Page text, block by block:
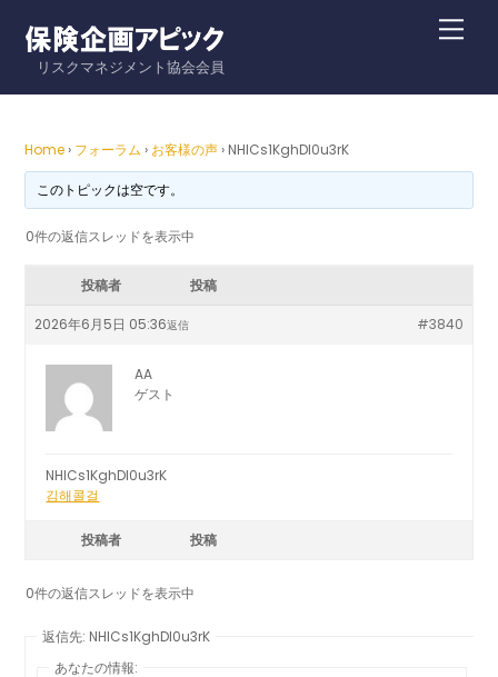
contentリスクマネジメント協会会員
Home › フォーラム › お客様の声 › NHlCs1KghDI0u3rK
このトピックは空です。
0件の返信スレッドを表示中
投稿者 投稿
2026年6月5日 05:36 #3840
返信
AA
ゲスト
NHlCs1KghDI0u3rK
김해콜걸
投稿者 投稿
0件の返信スレッドを表示中
返信先: NHlCs1KghDI0u3rK
あなたの情報: